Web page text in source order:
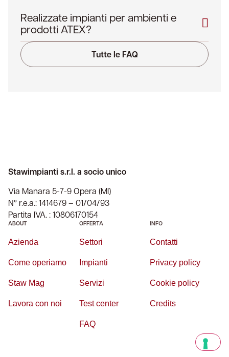
Realizzate impianti per ambienti e
prodotti ATEX?
Tutte le FAQ
Stawimpianti s.r.l. a socio unico
Via Manara 5-7-9 Opera (MI)
N° r.e.a.: 1414679 – 01/04/93
Partita IVA. : 10806170154
ABOUT
Azienda
Come operiamo
Staw Mag
Lavora con noi
OFFERTA
Settori
Impianti
Servizi
Test center
FAQ
INFO
Contatti
Privacy policy
Cookie policy
Credits